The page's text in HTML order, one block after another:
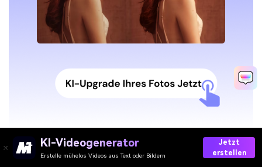
KI-Videogenerator
Erstelle mühelos Videos aus Text oder Bildern
Jetzt
erstellen